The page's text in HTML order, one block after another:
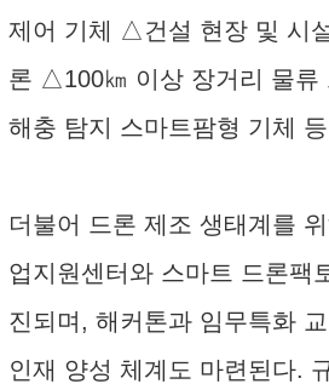
제어 기체 △건설 현장 및 시
론 △100㎞ 이상 장거리 물
해충 탐지 스마트팜형 기체
더불어 드론 제조 생태계를 위
업지원센터와 스마트 드론팩
진되며, 해커톤과 임무특화
인재 양성 체계도 마련된다.